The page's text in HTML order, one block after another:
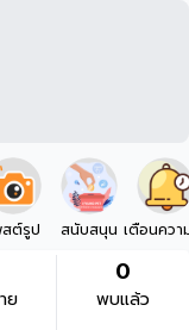
สต์รูป สนับสนุน เตือนควา
ย
0
พบแล้ว